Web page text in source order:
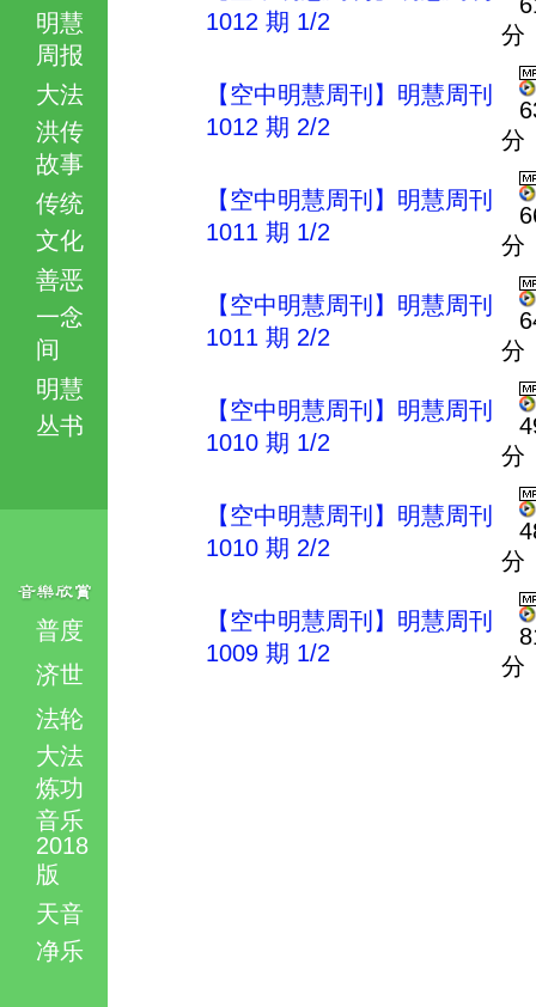
明慧
周报
大法
洪传
故事
传统
文化
善恶
一念
间
明慧
丛书
普度
济世
法轮
大法
炼功
音乐
2018
版
天音
净乐
1012 期 1/2
分
【空中明慧周刊】明慧周刊
1012 期 2/2
分
【空中明慧周刊】明慧周刊
1011 期 1/2
分
【空中明慧周刊】明慧周刊
1011 期 2/2
分
【空中明慧周刊】明慧周刊
1010 期 1/2
分
【空中明慧周刊】明慧周刊
1010 期 2/2
分
【空中明慧周刊】明慧周刊
1009 期 1/2
分